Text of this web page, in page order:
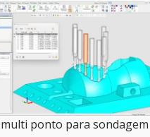
multi ponto para sondagem